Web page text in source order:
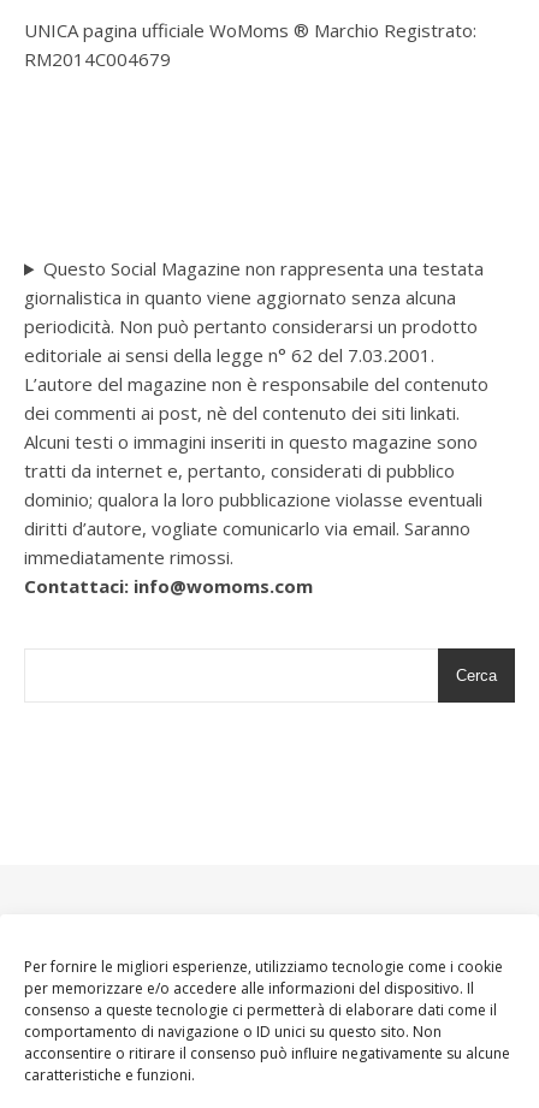
Per fornire le migliori esperienze, utilizziamo tecnologie come i cookie
per memorizzare e/o accedere alle informazioni del dispositivo. Il
consenso a queste tecnologie ci permetterà di elaborare dati come il
comportamento di navigazione o ID unici su questo sito. Non
acconsentire o ritirare il consenso può influire negativamente su alcune
caratteristiche e funzioni.
UNICA pagina ufficiale WoMoms ® Marchio Registrato:
RM2014C004679
Questo Social Magazine non rappresenta una testata
giornalistica in quanto viene aggiornato senza alcuna
periodicità. Non può pertanto considerarsi un prodotto
editoriale ai sensi della legge n° 62 del 7.03.2001.
L’autore del magazine non è responsabile del contenuto
dei commenti ai post, nè del contenuto dei siti linkati.
Alcuni testi o immagini inseriti in questo magazine sono
tratti da internet e, pertanto, considerati di pubblico
dominio; qualora la loro pubblicazione violasse eventuali
diritti d’autore, vogliate comunicarlo via email. Saranno
immediatamente rimossi.
Contattaci: info@womoms.com
Cerca